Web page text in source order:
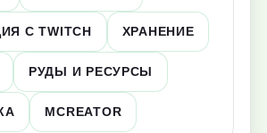
С TWITCH ХРАНЕНИЕ
РУДЫ И РЕСУРСЫ
MCREATOR